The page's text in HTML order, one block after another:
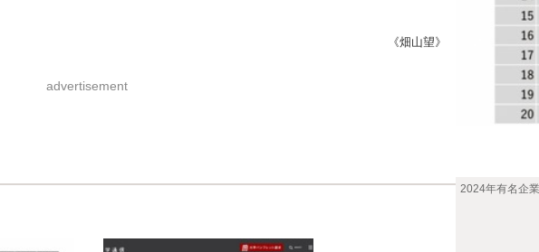
2024年有名企
《畑山望》
advertisement